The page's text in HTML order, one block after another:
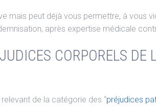
mais peut déjà vous permettre, à vous
après expertise médicale
CORPORELS DE
de la catégorie des “préjudices